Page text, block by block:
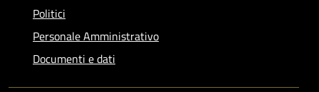
Politici
Personale Amministrativo
Documenti e dati